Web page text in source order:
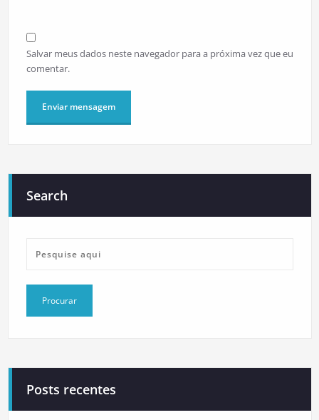
Salvar meus dados neste navegador para a próxima vez que eu
comentar.
Search
Posts recentes